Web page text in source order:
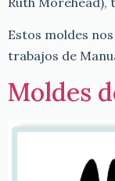
Estos moldes
trabajos de
Moldes